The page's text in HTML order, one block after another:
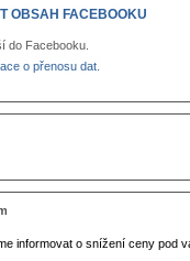
OBSAH FACEBOOKU
do Facebooku.
o přenosu dat.
informovat o snížení ceny pod